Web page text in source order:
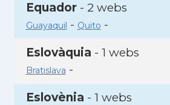
Equador- 2 webs
Guayaquil - Quito -
Eslovàquia - 1 webs
Bratislava -
Eslovènia - 1 webs